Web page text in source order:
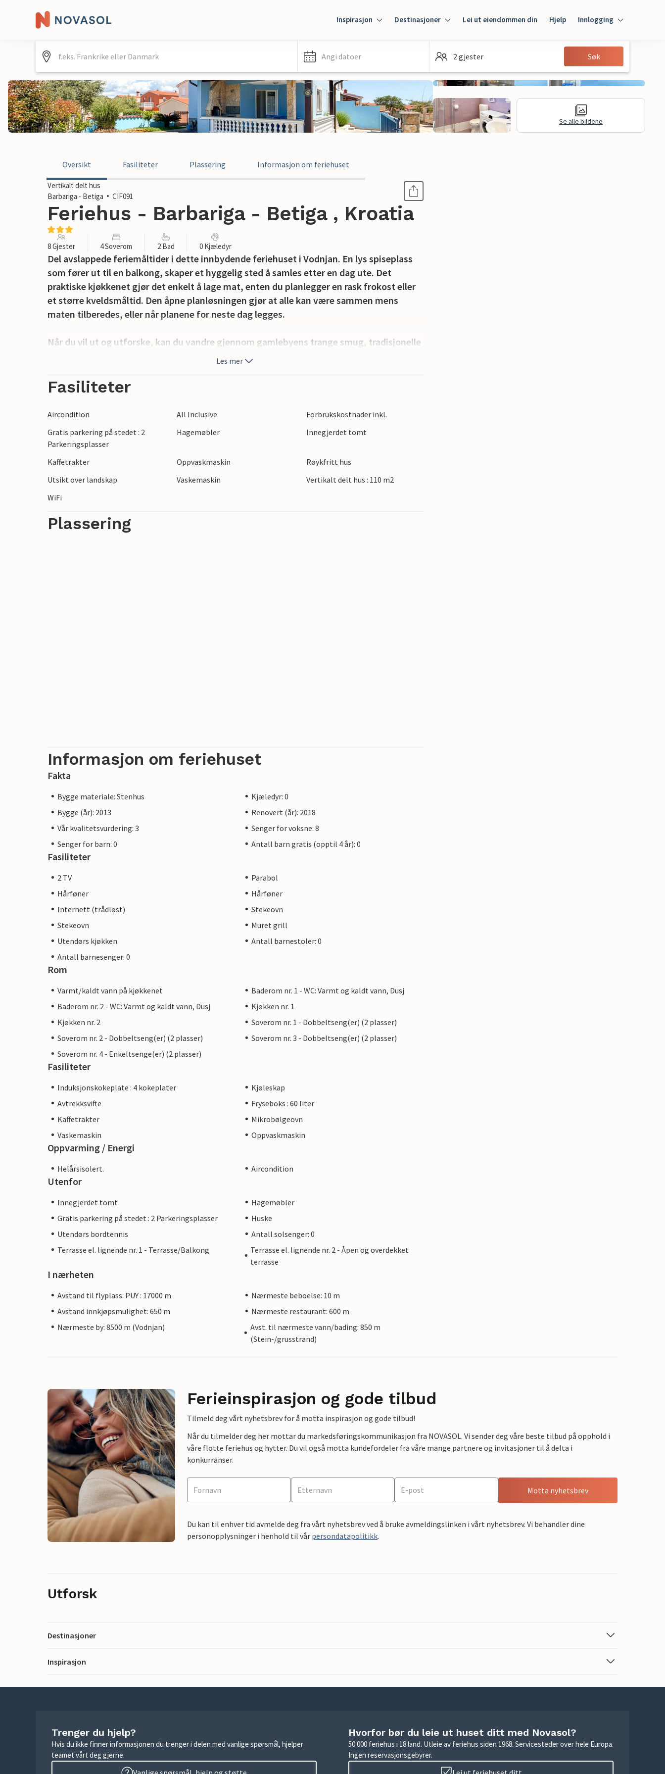
Inspirasjon Destinasjoner Lei ut eiendommen din Hjelp Innlogging
Innlogging
Gjest
Angi datoer 2 gjester Søk
Se alle bildene
Oversikt Fasiliteter Plassering Informasjon om feriehuset
Vertikalt delt hus
Barbariga - Betiga
CIF091
Feriehus - Barbariga - Betiga , Kroatia
8 Gjester 4 Soverom 2 Bad 0 Kjæledyr
Del avslappede feriemåltider i dette innbydende feriehuset i Vodnjan. En lys spiseplass
som fører ut til en balkong, skaper et hyggelig sted å samles etter en dag ute. Det
praktiske kjøkkenet gjør det enkelt å lage mat, enten du planlegger en rask frokost eller
et større kveldsmåltid. Den åpne planløsningen gjør at alle kan være sammen mens
maten tilberedes, eller når planene for neste dag legges.
Når du vil ut og utforske, kan du vandre gjennom gamlebyens trange smug, tradisjonelle
steinhus og den imponerende St. Blaise-kirken, som har et av de høyeste klokketårnene i
nærheten kan du nyte vakre strender, sykkelruter og enkel tilgang til kystbyene Pula og
kombinere kultur, gastronomi og avslappende dager ved sjøen.
Les mer
Fasiliteter
Aircondition All Inclusive
Forbrukskostnader inkl.
Gratis parkering på stedet : 2
Parkeringsplasser
Hagemøbler Innegjerdet tomt
Kaffetrakter Oppvaskmaskin
Røykfritt hus
Utsikt over landskap
Vaskemaskin
Vertikalt delt hus : 110 m2
WiFi
Plassering
Informasjon om feriehuset
Fakta
Bygge materiale: Stenhus
Kjæledyr: 0
Bygge (år): 2013
Renovert (år): 2018
Vår kvalitetsvurdering: 3
Senger for voksne: 8
Senger for barn: 0
Antall barn gratis (opptil 4 år): 0
Fasiliteter
2 TV
Parabol
Hårføner
Hårføner
Internett (trådløst)
Stekeovn
Stekeovn
Muret grill
Utendørs kjøkken
Antall barnestoler: 0
Antall barnesenger: 0
Rom
Varmt/kaldt vann på kjøkkenet
Baderom nr. 1 - WC: Varmt og kaldt vann, Dusj
Baderom nr. 2 - WC: Varmt og kaldt vann, Dusj
Kjøkken nr. 1
Kjøkken nr. 2
Soverom nr. 1 - Dobbeltseng(er) (2 plasser)
Soverom nr. 2 - Dobbeltseng(er) (2 plasser)
Soverom nr. 3 - Dobbeltseng(er) (2 plasser)
Soverom nr. 4 - Enkeltsenge(er) (2 plasser)
Fasiliteter
Induksjonskokeplate : 4 kokeplater
Kjøleskap
Avtrekksvifte
Fryseboks : 60 liter
Kaffetrakter
Mikrobølgeovn
Vaskemaskin
Oppvaskmaskin
Oppvarming / Energi
Helårsisolert. Aircondition
Utenfor
Innegjerdet tomt
Hagemøbler
Gratis parkering på stedet : 2 Parkeringsplasser
Huske
Utendørs bordtennis
Antall solsenger: 0
Terrasse el. lignende nr. 1 - Terrasse/Balkong
Terrasse el. lignende nr. 2 - Åpen og overdekket
terrasse
I nærheten
Avstand til flyplass: PUY : 17000 m
Nærmeste beboelse: 10 m
Avstand innkjøpsmulighet: 650 m
Nærmeste restaurant: 600 m
Nærmeste by: 8500 m (Vodnjan)
Avst. til nærmeste vann/bading: 850 m
(Stein-/grusstrand)
Ferieinspirasjon og gode tilbud
Tilmeld deg vårt nyhetsbrev for å motta inspirasjon og gode tilbud!
Når du tilmelder deg her mottar du markedsføringskommunikasjon fra NOVASOL. Vi sender deg våre beste tilbud på opphold i
våre flotte feriehus og hytter. Du vil også motta kundefordeler fra våre mange partnere og invitasjoner til å delta i
konkurranser.
Motta nyhetsbrev
Du kan til enhver tid avmelde deg fra vårt nyhetsbrev ved å bruke avmeldingslinken i vårt nyhetsbrev. Vi behandler dine
personopplysninger i henhold til vår persondatapolitikk.
Utforsk
Destinasjoner
Inspirasjon
Trenger du hjelp?
Hvis du ikke finner informasjonen du trenger i delen med vanlige spørsmål, hjelper
teamet vårt deg gjerne.
Hvorfor bør du leie ut huset ditt med Novasol?
50 000 feriehus i 18 land. Utleie av feriehus siden 1968. Servicesteder over hele Europa.
Ingen reservasjonsgebyrer.